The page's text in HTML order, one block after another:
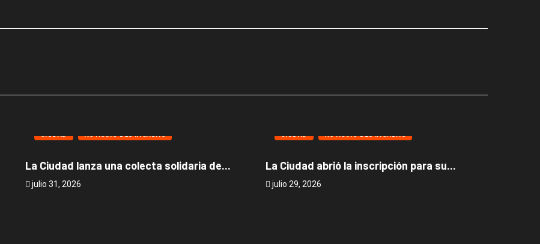
CIUDAD NOTICIAS DESTACADAS
La Ciudad lanza una colecta solidaria de...
julio 31, 2026
CIUDAD NOTICIAS DESTACADAS
La Ciudad abrió la inscripción para su...
julio 29, 2026